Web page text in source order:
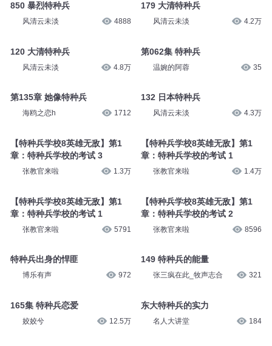
850 暴烈特种兵
风清云未淡 4888
120 大清特种兵
风清云未淡 4.8万
第135章 她像特种兵
海鸥之恋h 1712
【特种兵学校8英雄无敌】第1
章：特种兵学校的考试 3
张教官来啦 1.3万
【特种兵学校8英雄无敌】第1
章：特种兵学校的考试 1
张教官来啦 5791
特种兵出身的悍匪
博乐有声 972
165集 特种兵恋爱
姣姣兮 12.5万
179 大清特种兵
风清云未淡 4.2万
第062集 特种兵
温婉的阿蓉 35
132 日本特种兵
风清云未淡 4.3万
【特种兵学校8英雄无敌】第1
章：特种兵学校的考试 1
张教官来啦 1.4万
【特种兵学校8英雄无敌】第1
章：特种兵学校的考试 2
张教官来啦 8596
149 特种兵的能量
张三疯在此_牧声志合 321
东大特种兵的实力
名人大讲堂 184